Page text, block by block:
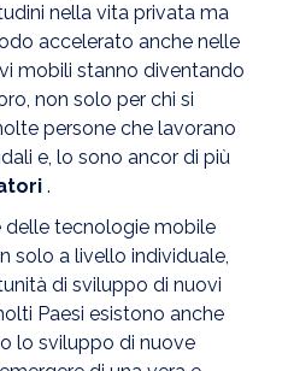
nella vita privata ma
accelerato anche nelle
mobili stanno diventando
non solo per chi si
persone che lavorano
e, lo sono ancor di più
.
delle tecnologie mobile
solo a livello individuale,
di sviluppo di nuovi
Paesi esistono anche
lo sviluppo di nuove